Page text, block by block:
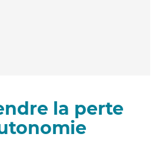
la perte